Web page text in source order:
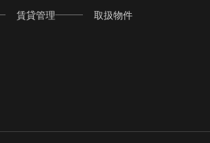
賃貸管理
取扱物件